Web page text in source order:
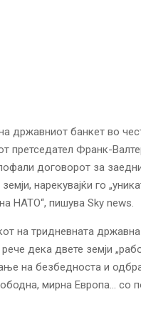
државниот банкет во
претседател Франк-
договорот за
нарекувајќи го
НАТО“, пишува Sky news.
на тридневната државна
дека двете земји
на безбедноста и
мирна Европа… со